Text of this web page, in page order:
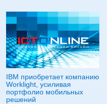
IBM приобретает компанию
Worklight, усиливая
портфолио мобильных
решений